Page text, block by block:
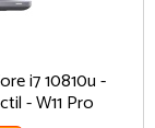
i7 10810u -
- W11 Pro